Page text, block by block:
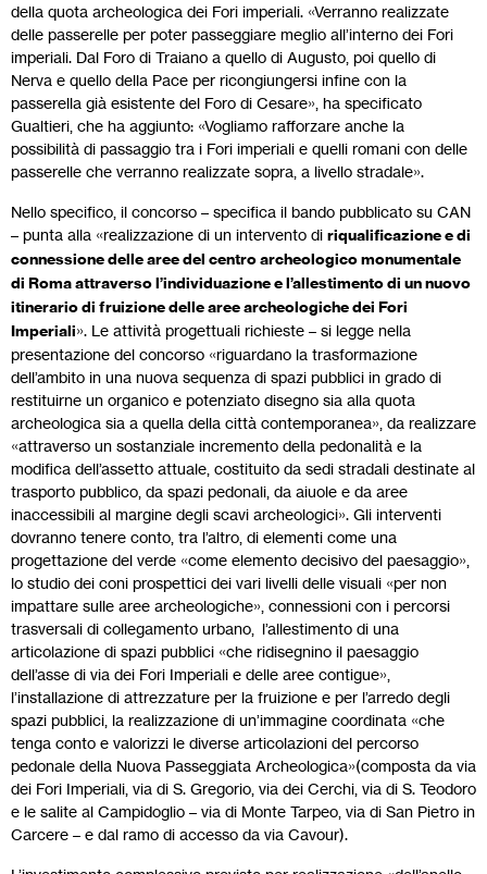
della quota archeologica dei Fori imperiali. «Verranno realizzate
delle passerelle per poter passeggiare meglio all’interno dei Fori
imperiali. Dal Foro di Traiano a quello di Augusto, poi quello di
Nerva e quello della Pace per ricongiungersi infine con la
passerella già esistente del Foro di Cesare», ha specificato
Gualtieri, che ha aggiunto: «Vogliamo rafforzare anche la
possibilità di passaggio tra i Fori imperiali e quelli romani con delle
passerelle che verranno realizzate sopra, a livello stradale».
Nello specifico, il concorso – specifica il bando pubblicato su CAN
– punta alla «realizzazione di un intervento di riqualificazione e di
connessione delle aree del centro archeologico monumentale
di Roma attraverso l’individuazione e l’allestimento di un nuovo
itinerario di fruizione delle aree archeologiche dei Fori
Imperiali». Le attività progettuali richieste – si legge nella
presentazione del concorso «riguardano la trasformazione
dell’ambito in una nuova sequenza di spazi pubblici in grado di
restituirne un organico e potenziato disegno sia alla quota
archeologica sia a quella della città contemporanea», da realizzare
«attraverso un sostanziale incremento della pedonalità e la
modifica dell’assetto attuale, costituito da sedi stradali destinate al
trasporto pubblico, da spazi pedonali, da aiuole e da aree
inaccessibili al margine degli scavi archeologici». Gli interventi
dovranno tenere conto, tra l’altro, di elementi come una
progettazione del verde «come elemento decisivo del paesaggio»,
lo studio dei coni prospettici dei vari livelli delle visuali «per non
impattare sulle aree archeologiche», connessioni con i percorsi
trasversali di collegamento urbano, l’allestimento di una
articolazione di spazi pubblici «che ridisegnino il paesaggio
dell’asse di via dei Fori Imperiali e delle aree contigue»,
l’installazione di attrezzature per la fruizione e per l’arredo degli
spazi pubblici, la realizzazione di un’immagine coordinata «che
tenga conto e valorizzi le diverse articolazioni del percorso
pedonale della Nuova Passeggiata Archeologica»(composta da via
dei Fori Imperiali, via di S. Gregorio, via dei Cerchi, via di S. Teodoro
e le salite al Campidoglio – via di Monte Tarpeo, via di San Pietro in
Carcere – e dal ramo di accesso da via Cavour).